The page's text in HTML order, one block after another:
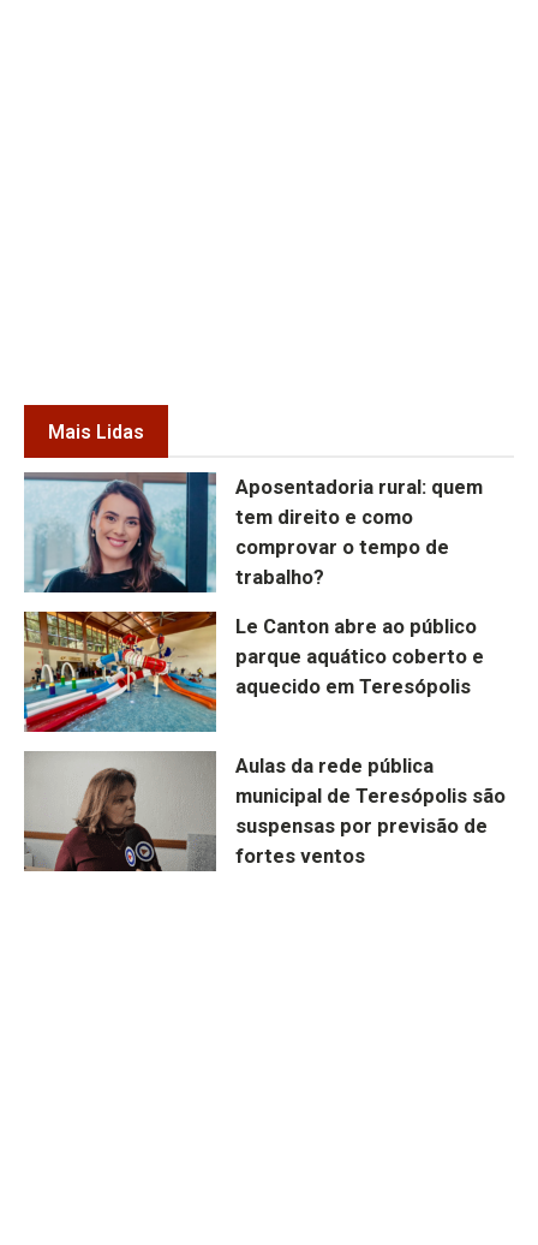
Mais Lidas
Aposentadoria rural: quem
tem direito e como
comprovar o tempo de
trabalho?
Le Canton abre ao público
parque aquático coberto e
aquecido em Teresópolis
Aulas da rede pública
municipal de Teresópolis são
suspensas por previsão de
fortes ventos